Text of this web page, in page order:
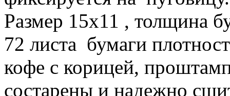
Размер 15х11 , толщина
72 листа бумаги
кофе с корицей,
состарены и надежно